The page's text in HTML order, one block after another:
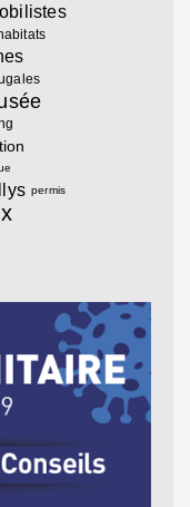
permis